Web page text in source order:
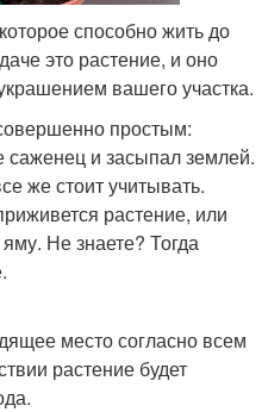
способно жить до
это растение, и оно
вашего участка.
простым:
саженец и засыпал землей.
же стоит учитывать.
растение, или
Не знаете? Тогда
место согласно всем
растение будет